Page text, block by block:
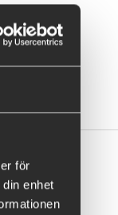
för
enhet